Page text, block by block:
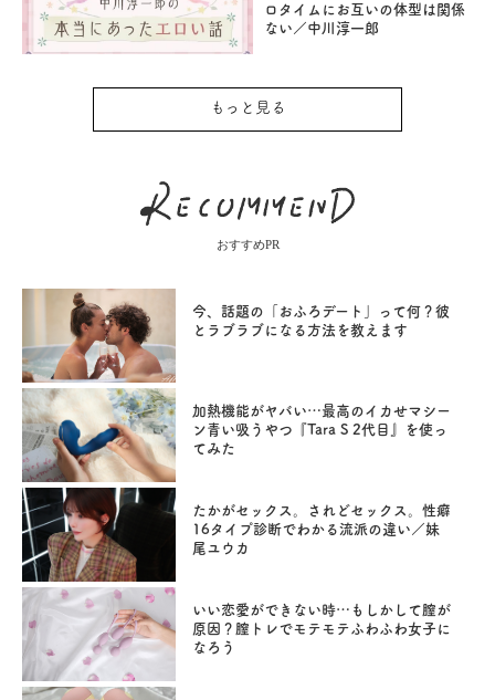
ロタイムにお互いの体型は関係
ない／中川淳一郎
もっと見る
おすすめPR
今、話題の「おふろデート」って何？彼
とラブラブになる方法を教えます
加熱機能がヤバい…最高のイカせマシー
ン青い吸うやつ『Tara S 2代目』を使っ
てみた
たかがセックス。されどセックス。性癖
16タイプ診断でわかる流派の違い／妹
尾ユウカ
いい恋愛ができない時…もしかして膣が
原因？膣トレでモテモテふわふわ女子に
なろう